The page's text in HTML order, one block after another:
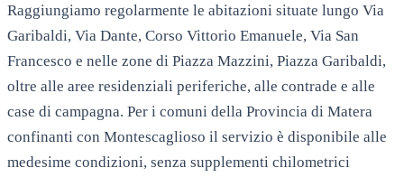
Raggiungiamo regolarmente le abitazioni situate lungo Via
Garibaldi, Via Dante, Corso Vittorio Emanuele, Via San
Francesco e nelle zone di Piazza Mazzini, Piazza Garibaldi,
oltre alle aree residenziali periferiche, alle contrade e alle
case di campagna. Per i comuni della Provincia di Matera
confinanti con Montescaglioso il servizio è disponibile alle
medesime condizioni, senza supplementi chilometrici